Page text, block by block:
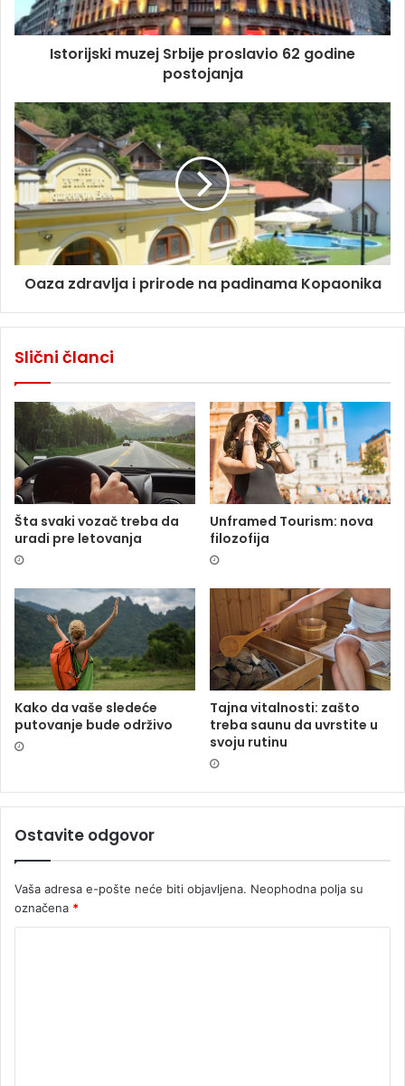
Istorijski muzej Srbije proslavio 62 godine
postojanja
Oaza zdravlja i prirode na padinama Kopaonika
Slični članci
Šta svaki vozač treba da
uradi pre letovanja
Unframed Tourism: nova
filozofija
Kako da vaše sledeće
putovanje bude održivo
Tajna vitalnosti: zašto
treba saunu da uvrstite u
svoju rutinu
Ostavite odgovor
Vaša adresa e-pošte neće biti objavljena. Neophodna polja su
označena *